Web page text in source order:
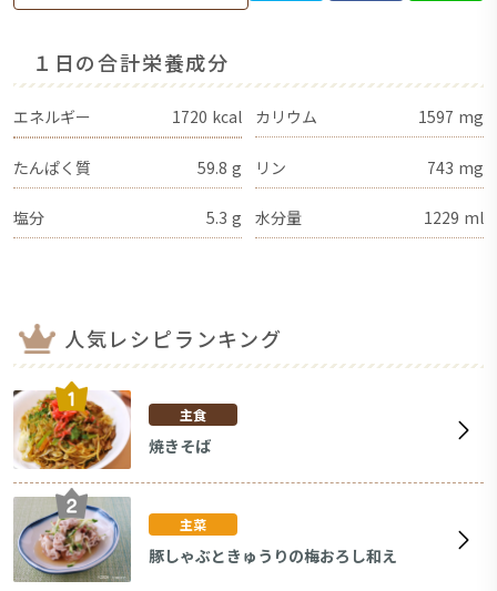
１日の合計栄養成分
エネルギー 1720 kcal カリウム 1597 mg
たんぱく質 59.8 g リン 743 mg
塩分 5.3 g 水分量 1229 ml
人気レシピランキング
主食
焼きそば
主菜
豚しゃぶときゅうりの梅おろし和え